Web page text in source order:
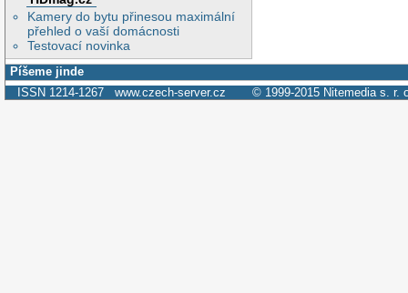
Kamery do bytu přinesou maximální
přehled o vaší domácnosti
Testovací novinka
Píšeme jinde
ISSN 1214-1267 www.czech-server.cz © 1999-2015 Nitemedia s. r.